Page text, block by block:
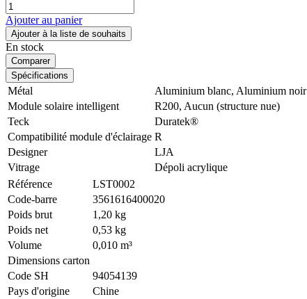
Ajouter au panier
Ajouter à la liste de souhaits
En stock
Comparer
Spécifications
Métal Aluminium blanc, Aluminium noir
Module solaire intelligent
R200, Aucun (structure nue)
Teck
Duratek®
Compatibilité module d'éclairage R
Designer
LJA
Vitrage
Dépoli acrylique
Référence
LST0002
Code-barre
3561616400020
Poids brut
1,20 kg
Poids net
0,53 kg
Volume
0,010 m³
Dimensions carton
Code SH
94054139
Pays d'origine
Chine